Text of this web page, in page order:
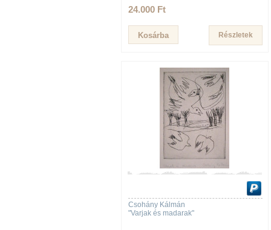
24.000 Ft
Részletek
Csohány Kálmán
"Varjak és madarak"